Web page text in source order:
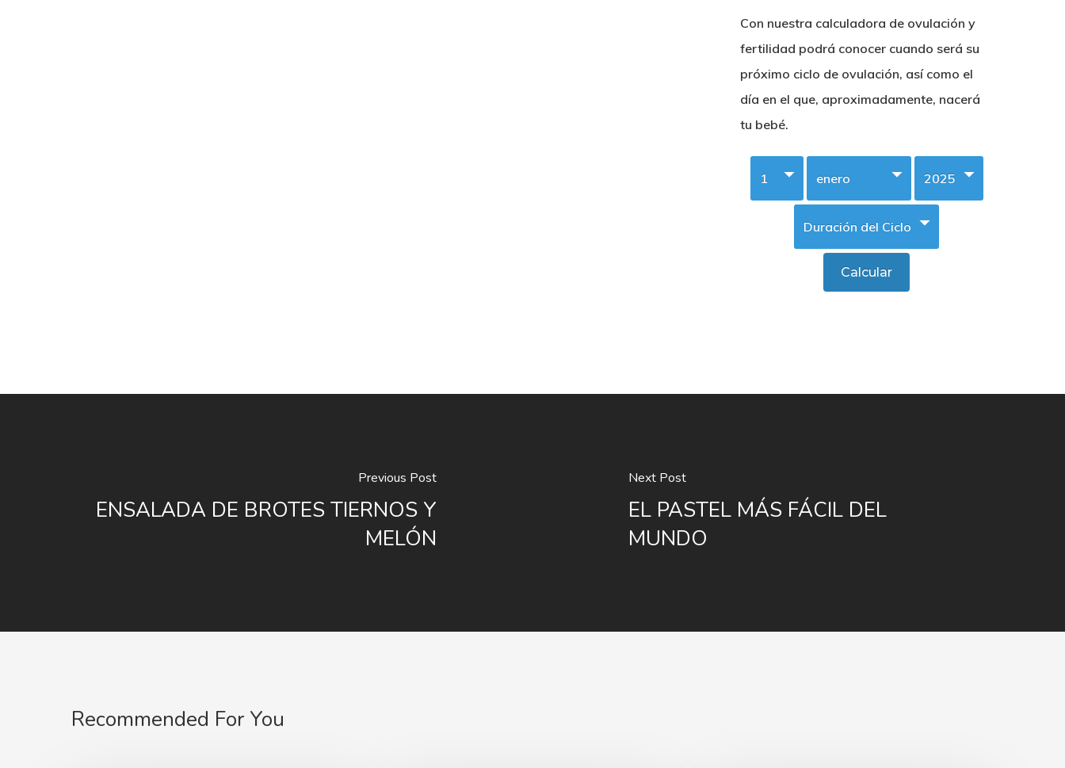
Con nuestra calculadora de ovulación y
fertilidad podrá conocer cuando será su
próximo ciclo de ovulación, así como el
día en el que, aproximadamente, nacerá
tu bebé.
Previous Post
ENSALADA DE BROTES TIERNOS Y
MELÓN
Next Post
EL PASTEL MÁS FÁCIL DEL
MUNDO
Recommended For You